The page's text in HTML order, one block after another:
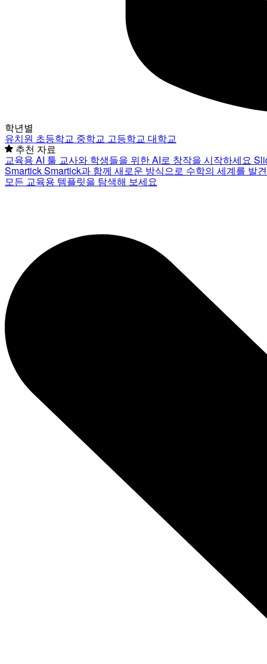
학년별
유치원 초등학교 중학교 고등학교 대학교
추천 자료
교육용 AI 툴 교사와 학생들을 위한 AI로 창작을 시작하세요
SmartickSmartick과 함께 새로운 방식으로 수학의 세계를 발
모든 교육용 템플릿을 탐색해 보세요